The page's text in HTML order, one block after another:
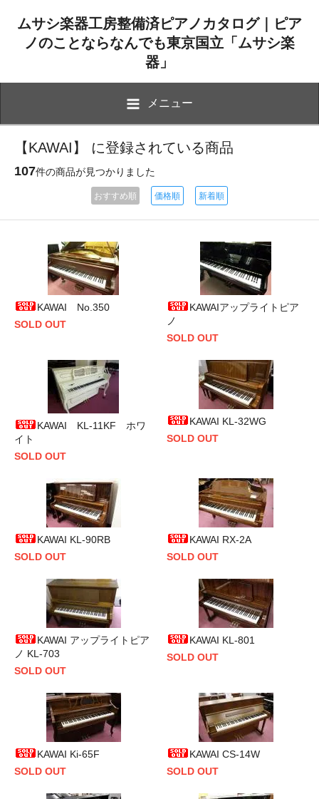
ムサシ楽器工房整備済ピアノカタログ｜ピア
ノのことならなんでも東京国立「ムサシ楽
器」
メニュー
【KAWAI】 に登録されている商品
107件の商品が見つかりました
おすすめ順 価格順 新着順
KAWAI No.350
SOLD OUT
KAWAIアップライトピア
ノ
SOLD OUT
KAWAI KL-11KF ホワ
イト
SOLD OUT
KAWAI KL-32WG
SOLD OUT
KAWAI KL-90RB
SOLD OUT
KAWAI RX-2A
SOLD OUT
KAWAI アップライトピア
ノ KL-703
SOLD OUT
KAWAI KL-801
SOLD OUT
KAWAI Ki-65F
SOLD OUT
KAWAI CS-14W
SOLD OUT